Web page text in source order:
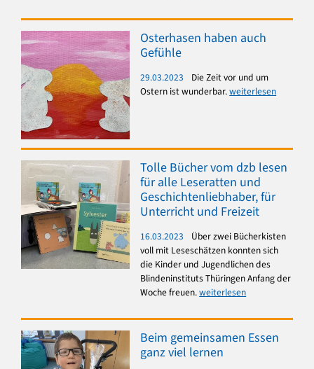
Osterhasen haben auch
Gefühle
29.03.2023
Die Zeit vor und um
Ostern ist wunderbar.weiterlesen
Tolle Bücher vom dzb lesen
für alle Leseratten und
Geschichtenliebhaber, für
Unterricht und Freizeit
16.03.2023
Über zwei Bücherkisten
voll mit Leseschätzen konnten sich
die Kinder und Jugendlichen des
Blindeninstituts Thüringen Anfang der
Woche freuen.weiterlesen
Beim gemeinsamen Essen
ganz viel lernen